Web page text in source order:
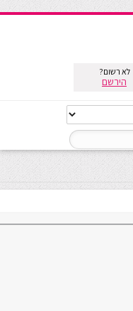
לא רשום?
הירשם